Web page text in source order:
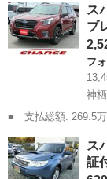
ｉ－Ｌ アイサイト
キ レーンア...
ス
ブ
フ
神
■ 支払総額: 269.5万円 ■ 車両本体価格： 2,529,000 円 ■ メーカ
ー名： スバル ■
ーツ 衝突被害軽減
正ナビ ...
茨城 神栖市
ス
証